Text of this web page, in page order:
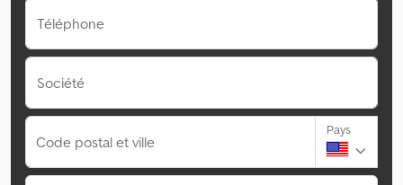
Téléphone
Société
Code postal et ville
Pays